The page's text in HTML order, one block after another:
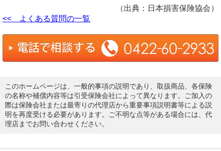
（出典：日本損害保険協会）
<< よくある質問の一覧
このホームページは、一般的事項の説明であり、取扱商品、各保険
の名称や補償内容等は引受保険会社によって異なります。ご加入の
際は保険会社または最寄りの代理店から重要事項説明書等による説
明を再度受ける必要があります。ご不明な点等がある場合には、代
理店までお問い合わせください。